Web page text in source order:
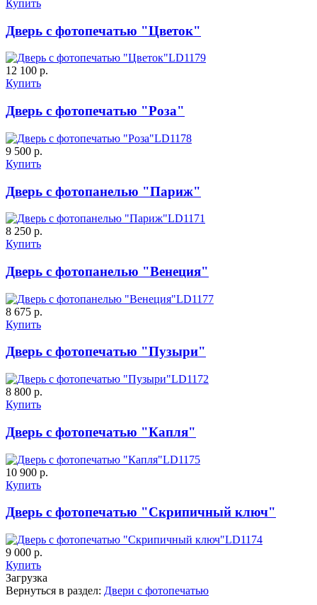
Купить
Дверь с фотопечатью "Цветок"
LD1179
12 100 р.
Купить
Дверь с фотопечатью "Роза"
LD1178
9 500 р.
Купить
Дверь с фотопанелью "Париж"
LD1171
8 250 р.
Купить
Дверь с фотопанелью "Венеция"
LD1177
8 675 р.
Купить
Дверь с фотопечатью "Пузыри"
LD1172
8 800 р.
Купить
Дверь с фотопечатью "Капля"
LD1175
10 900 р.
Купить
Дверь с фотопечатью "Скрипичный ключ"
LD1174
9 000 р.
Купить
Загрузка
Вернуться в раздел: Двери с фотопечатью